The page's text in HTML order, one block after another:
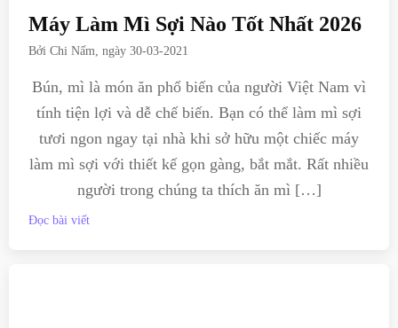
Máy Làm Mì Sợi Nào Tốt Nhất 2026
BởiChi Nấm , ngày30-03-2021
Bún, mì là món ăn phổ biến của người Việt Nam vì
tính tiện lợi và dễ chế biến. Bạn có thể làm mì sợi
tươi ngon ngay tại nhà khi sở hữu một chiếc máy
làm mì sợi với thiết kế gọn gàng, bắt mắt. Rất nhiều
người trong chúng ta thích ăn mì […]
Đọc bài viết